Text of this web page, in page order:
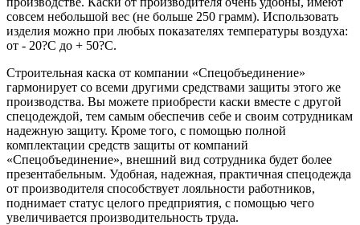
совсем небольшой вес (не больше 250 грамм). Использовать
изделия можно при любых показателях температуры воздуха:
от - 20?С до + 50?С.
Строительная каска от компании «Спецобъединение»
гармонирует со всеми другими средствами защиты этого же
производства. Вы можете приобрести каски вместе с другой
спецодеждой, тем самым обеспечив себе и своим сотрудникам
надежную защиту. Кроме того, с помощью полной
комплектации средств защиты от компаний
«Спецобъединение», внешний вид сотрудника будет более
презентабельным. Удобная, надежная, практичная спецодежда
от производителя способствует лояльности работников,
поднимает статус целого предприятия, с помощью чего
увеличивается производительность труда.